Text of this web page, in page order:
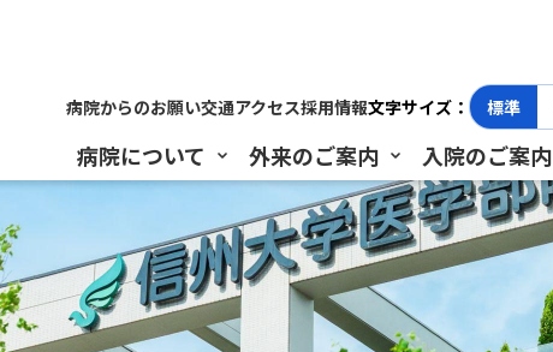
病院からのお願い交通アクセス採用情報文字サイズ： 標準
病院について 外来のご案内 入院のご案内